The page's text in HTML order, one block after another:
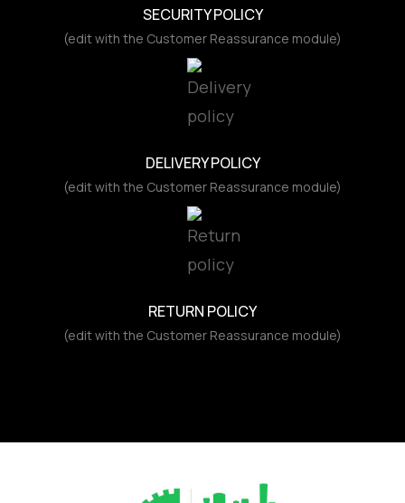
SECURITY POLICY
(edit with the Customer Reassurance module)
DELIVERY POLICY
(edit with the Customer Reassurance module)
RETURN POLICY
(edit with the Customer Reassurance module)